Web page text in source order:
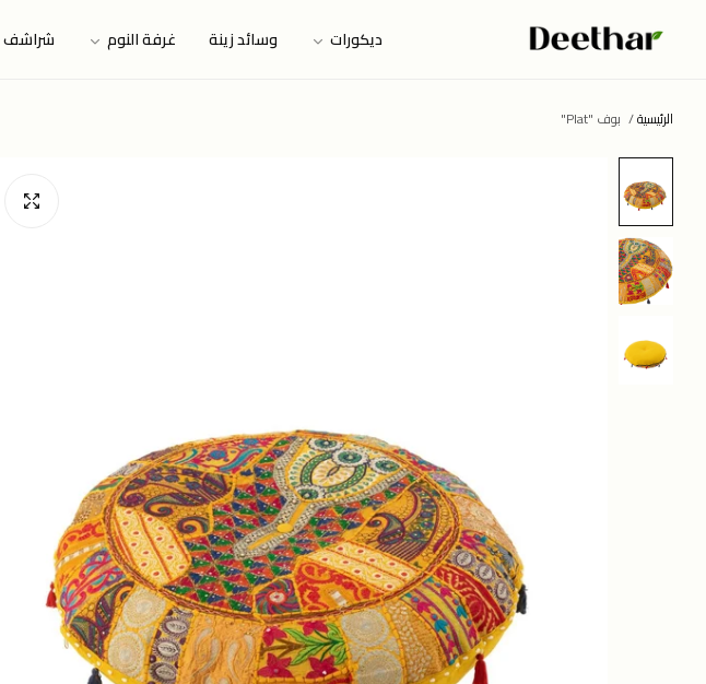
ديكورات وسائد زينة غرفة النوم شراشف
الرئيسية/